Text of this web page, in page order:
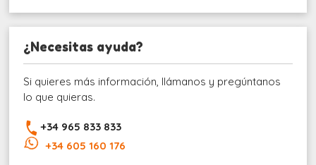
¿Necesitas ayuda?
Si quieres más información, llámanos y pregúntanos
lo que quieras.
+34 965 833 833
+34 605 160 176